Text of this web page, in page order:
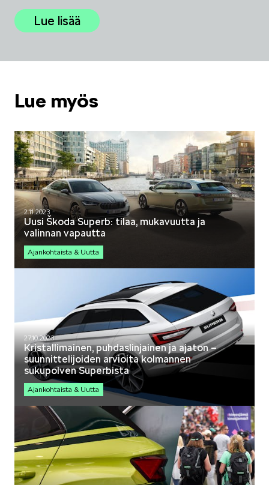
Lue lisää
Lue myös
2.11.2023
Uusi Škoda Superb: tilaa, mukavuutta ja
valinnan vapautta
Ajankohtaista & Uutta
27.10.2023
Kristallimainen, puhdaslinjainen ja ajaton –
suunnittelijoiden arvioita kolmannen
sukupolven Superbista
Ajankohtaista & Uutta